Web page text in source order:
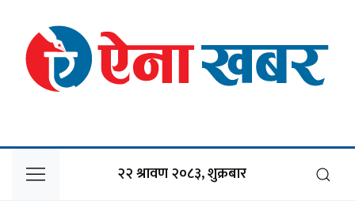
२२ श्रावण २०८३, शुक्रबार